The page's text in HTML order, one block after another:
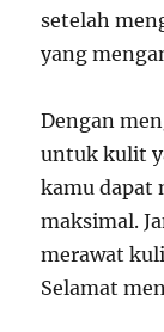
setelah
yang
Dengan
untuk kulit
kamu dapat
maksimal.
merawat
Selamat